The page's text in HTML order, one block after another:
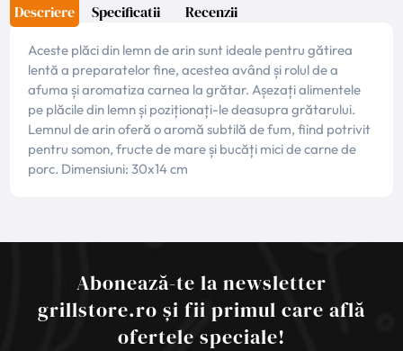
Descriere Specificatii Recenzii
Aceste plăci din lemn de arin sunt ideale pentru gătirea
lentă a preparatelor fine, acestea având și rolul de a
afuma și aromatiza carnea la grătar. Așezați alimentele
pe plăcile din lemn și poziționați-le deasupra grătarului.
Lemnul de arin oferă o aromă subtilă de fum, fiind potrivit
pentru somon, fructe de mare și bucăți mici de carne de
porc. Dimensiuni: 30x14 cm
Abonează-te la newsletter
grillstore.ro și fii primul care află
ofertele speciale!